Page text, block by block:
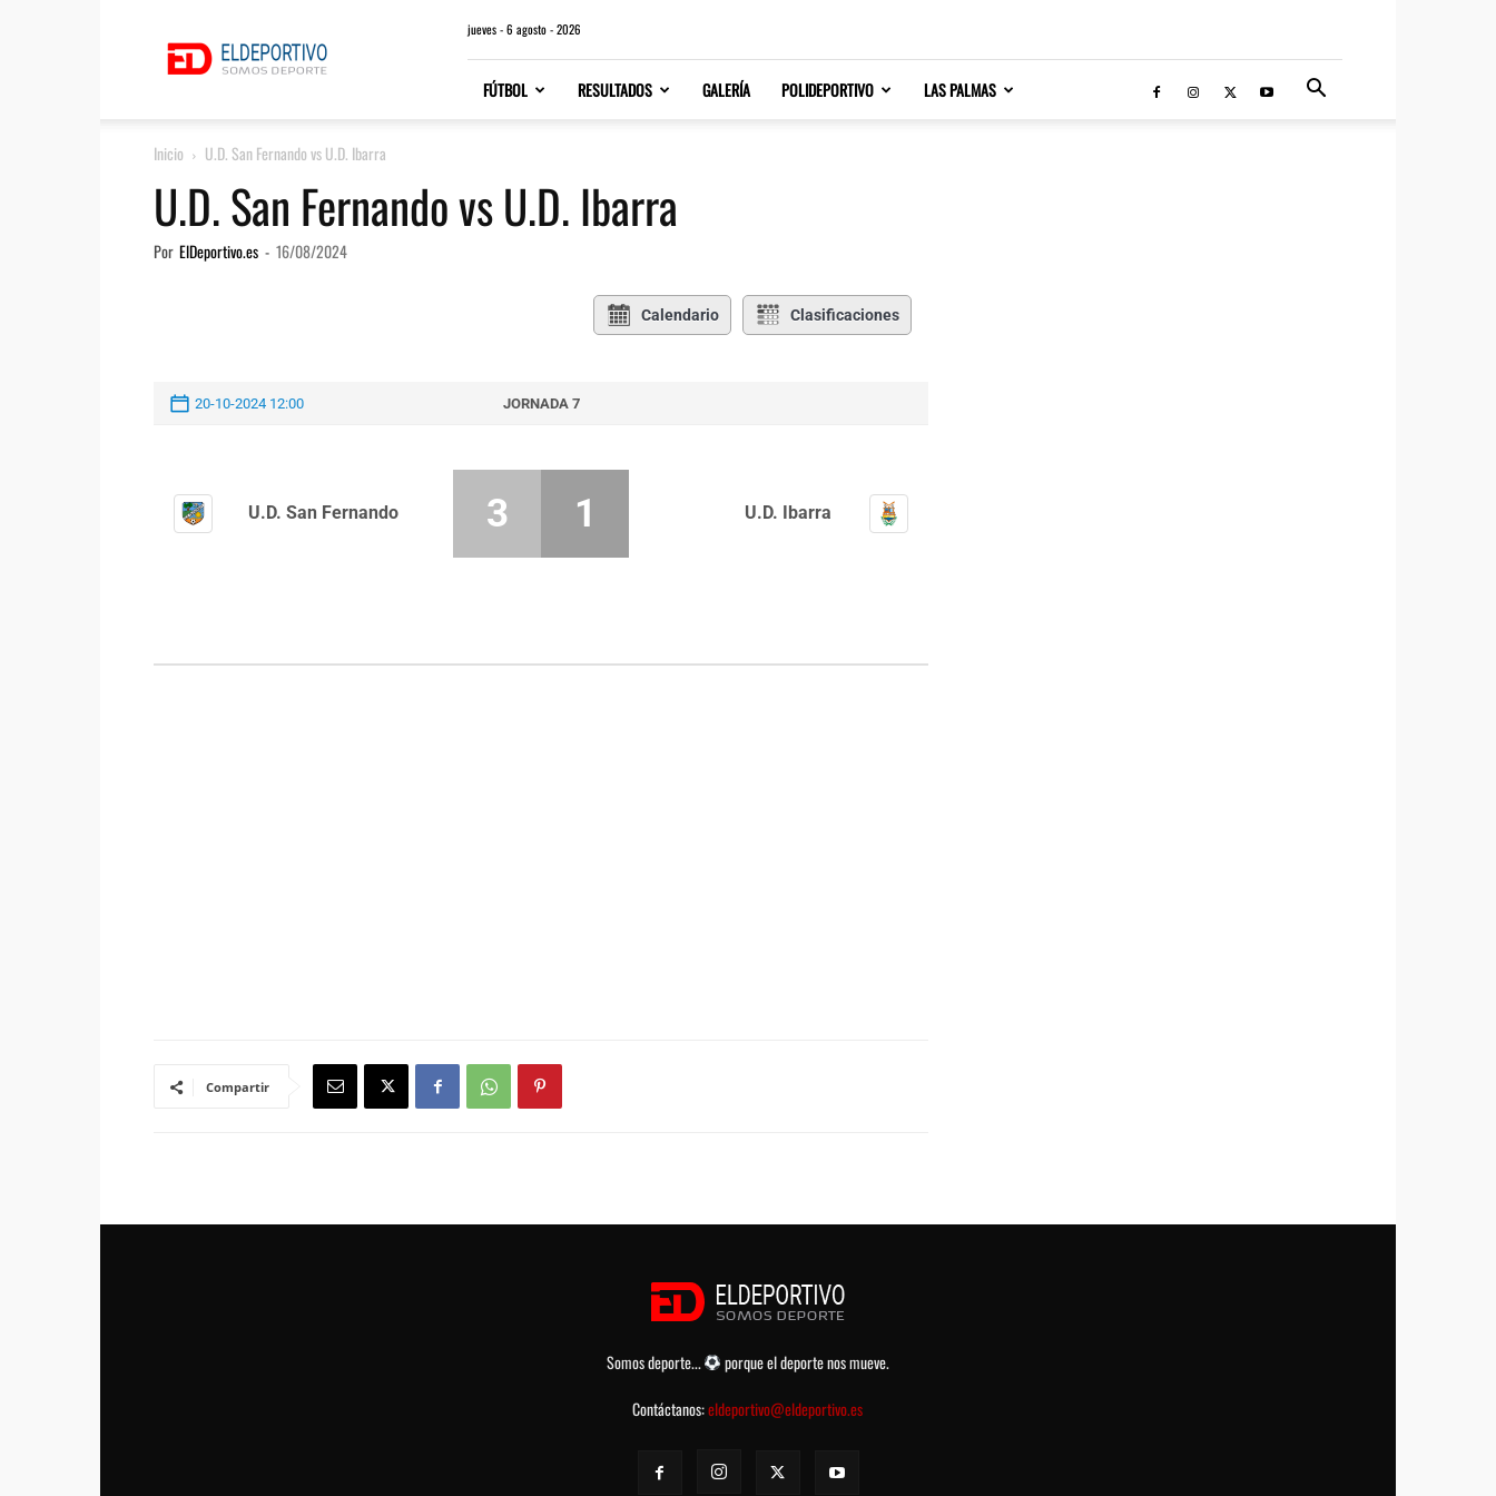
jueves - 6 agosto - 2026
FÚTBOL RESULTADOS GALERÍA POLIDEPORTIVO LAS PALMAS
Inicio U.D. San Fernando vs U.D. Ibarra
U.D. San Fernando vs U.D. Ibarra
Por ElDeportivo.es - 16/08/2024
Calendario Clasificaciones
20-10-2024 12:00 JORNADA 7
U.D. San Fernando U.D. Ibarra
3 1
Compartir
Somos deporte...
porque el deporte nos mueve.
Contáctanos:eldeportivo@eldeportivo.es